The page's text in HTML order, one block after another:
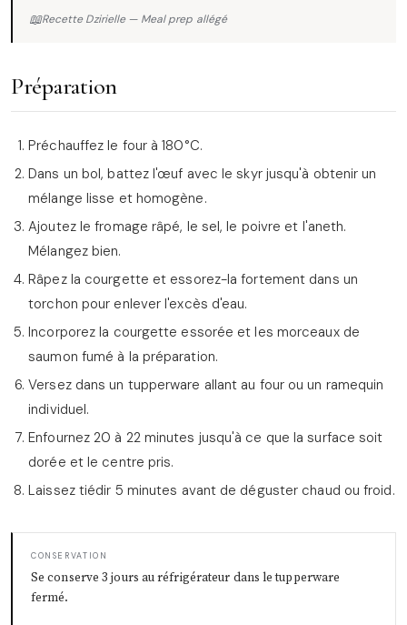
📖Recette Dzirielle — Meal prep allégé
Préparation
Préchauffez le four à 180°C.
Dans un bol, battez l'œuf avec le skyr jusqu'à obtenir un
mélange lisse et homogène.
Ajoutez le fromage râpé, le sel, le poivre et l'aneth.
Mélangez bien.
Râpez la courgette et essorez-la fortement dans un
torchon pour enlever l'excès d'eau.
Incorporez la courgette essorée et les morceaux de
saumon fumé à la préparation.
Versez dans un tupperware allant au four ou un ramequin
individuel.
Enfournez 20 à 22 minutes jusqu'à ce que la surface soit
dorée et le centre pris.
Laissez tiédir 5 minutes avant de déguster chaud ou froid.
CONSERVATION
Se conserve 3 jours au réfrigérateur dans le tupperware
fermé.